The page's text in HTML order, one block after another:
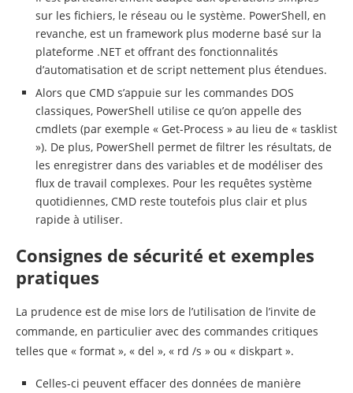
sur les fichiers, le réseau ou le système. PowerShell, en
revanche, est un framework plus moderne basé sur la
plateforme .NET et offrant des fonctionnalités
d’automatisation et de script nettement plus étendues.
Alors que CMD s’appuie sur les commandes DOS
classiques, PowerShell utilise ce qu’on appelle des
cmdlets (par exemple « Get-Process » au lieu de « tasklist
»). De plus, PowerShell permet de filtrer les résultats, de
les enregistrer dans des variables et de modéliser des
flux de travail complexes. Pour les requêtes système
quotidiennes, CMD reste toutefois plus clair et plus
rapide à utiliser.
Consignes de sécurité et exemples
pratiques
La prudence est de mise lors de l’utilisation de l’invite de
commande, en particulier avec des commandes critiques
telles que « format », « del », « rd /s » ou « diskpart ».
Celles-ci peuvent effacer des données de manière